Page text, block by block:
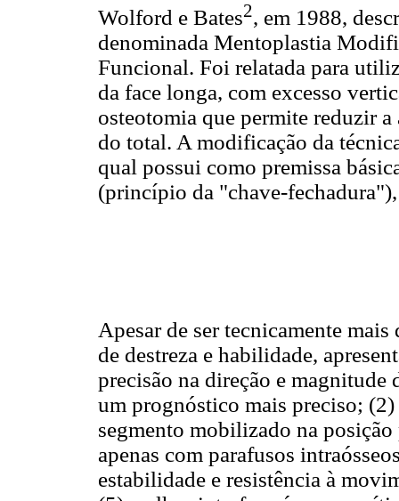
Wolford e Bates2, em 1988,
denominada Mentoplastia
Funcional. Foi relatada para
da face longa, com excesso
osteotomia que permite reduzir
do total. A modificação da
qual possui como premissa
(princípio da "chave-
Apesar de ser tecnicamente
de destreza e habilidade,
precisão na direção e
um prognóstico mais preciso;
segmento mobilizado na
apenas com parafusos
estabilidade e resistência à